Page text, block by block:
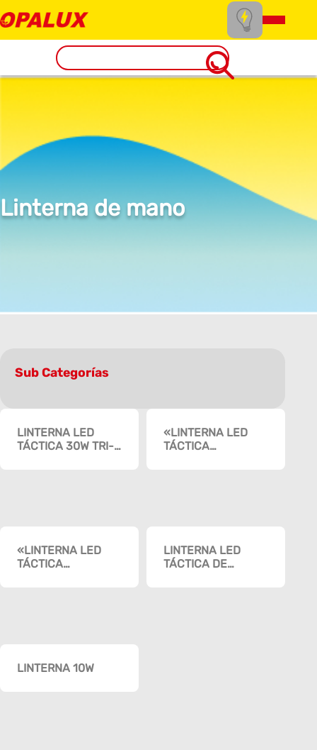
Linterna de mano
Sub Categorías
LINTERNA LED
TÁCTICA 30W TRI-
«LINTERNA LED
TÁCTICA
«LINTERNA LED
TÁCTICA
LINTERNA LED
TÁCTICA DE
LINTERNA 10W